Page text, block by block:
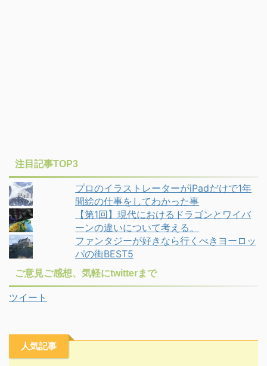
注目記事TOP3
プロのイラストレーターがiPadだけで1年
間絵の仕事をしてわかった事
【第1回】現代におけるドラゴンとワイバ
ーンの違いについて考える。
ファンタジーが好きなら行くべきヨーロッ
パの街BEST5
ご意見ご感想、気軽にtwitterまで
ツイート
人気記事